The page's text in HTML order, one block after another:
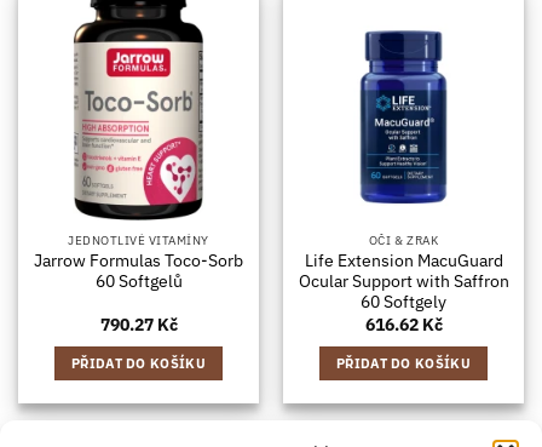
JEDNOTLIVÉ VITAMÍNY
Jarrow Formulas Toco-Sorb
60 Softgelů
790.27 Kč
PŘIDAT DO KOŠÍKU
OČI & ZRAK
Life Extension MacuGuard
Ocular Support with Saffron
60 Softgely
616.62 Kč
PŘIDAT DO KOŠÍKU